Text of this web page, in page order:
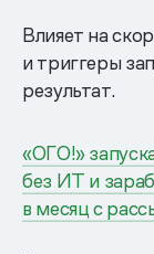
Влияет на
и триггеры
результат.
«ОГО!»
без ИТ и
в месяц с